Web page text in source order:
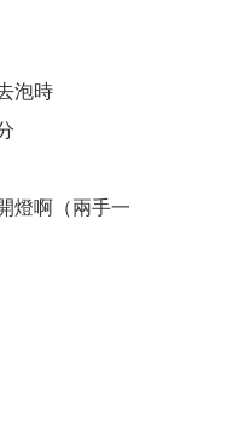
泡時
燈啊（兩手一